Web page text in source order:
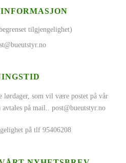
tilgjengelighet)
lørdager, som vil være postet på vår
på mail.. post@bueutstyr.no
på tlf 95406208